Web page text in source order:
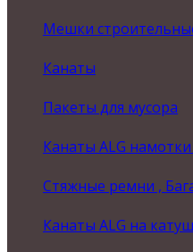
Мешки
Канаты
Пакеты для мусора
Канаты ALG намотки
Стяжные ремни ,
Канаты ALG на